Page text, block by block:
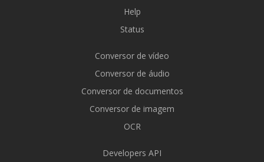
Help
Status
Conversor de vídeo
Conversor de áudio
Conversor de documentos
Conversor de imagem
OCR
Developers API